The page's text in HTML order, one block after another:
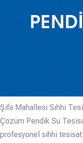
Şifa Mahallesi Sıhhi
Çözüm Pendik Su
profesyonel sıhhi